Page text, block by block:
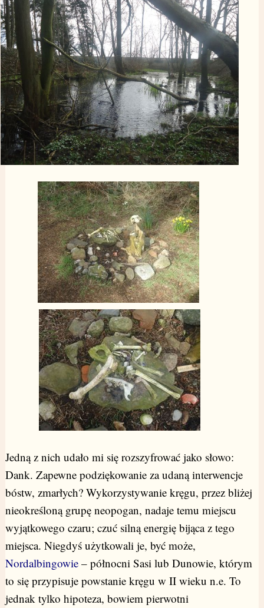
Jedną z nich udało mi się rozszyfrować jako słowo:
Dank. Zapewne podziękowanie za udaną interwencje
bóstw, zmarłych? Wykorzystywanie kręgu, przez bliżej
nieokreśloną grupę neopogan, nadaje temu miejscu
wyjątkowego czaru; czuć silną energię bijąca z tego
miejsca. Niegdyś użytkowali je, być może,
Nordalbingowie– północni Sasi lub Dunowie, którym
to się przypisuje powstanie kręgu w II wieku n.e. To
jednak tylko hipoteza, bowiem pierwotni